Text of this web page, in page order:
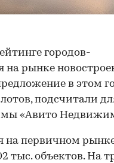
городов-
рынке
в этом
подсчитали
«Авито
на первичном
тыс. объектов. На